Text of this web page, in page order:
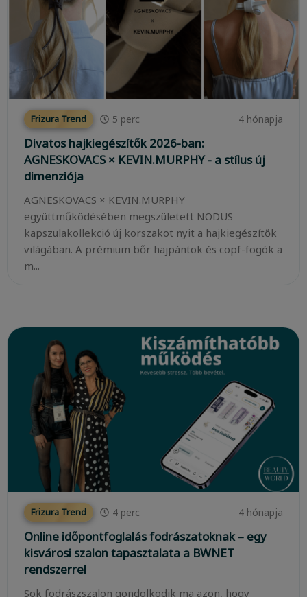
Frizura Trend 5 perc 4 hónapja
Divatos hajkiegészítők 2026-ban:
AGNESKOVACS × KEVIN.MURPHY - a stílus új
dimenziója
AGNESKOVACS × KEVIN.MURPHY
együttműködésében megszületett NODUS
kapszulakollekció új korszakot nyit a hajkiegészítők
világában. A prémium bőr hajpántok és copf-fogók a
m...
Frizura Trend 4 perc 4 hónapja
Online időpontfoglalás fodrászatoknak – egy
kisvárosi szalon tapasztalata a BWNET
rendszerrel
Sok fodrászszalon gondolkodik ma azon, hogy